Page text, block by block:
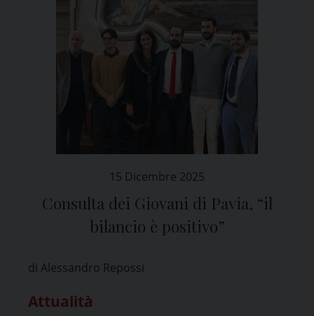
15 Dicembre 2025
Consulta dei Giovani di Pavia, “il
bilancio è positivo”
di Alessandro Repossi
Attualità